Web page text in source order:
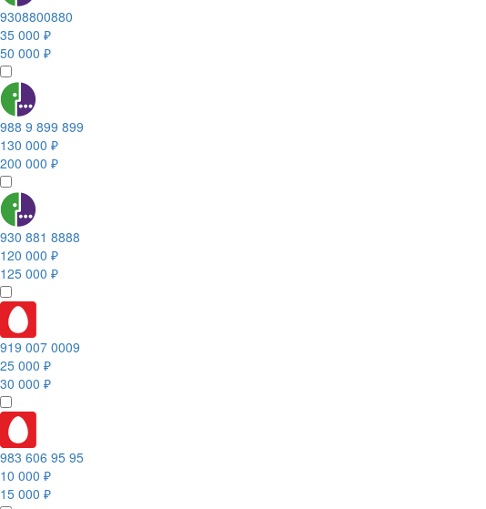
9308800880
35 000 ₽
50 000 ₽
988 9 899 899
130 000 ₽
200 000 ₽
930 881 8888
120 000 ₽
125 000 ₽
919 007 0009
25 000 ₽
30 000 ₽
983 606 95 95
10 000 ₽
15 000 ₽